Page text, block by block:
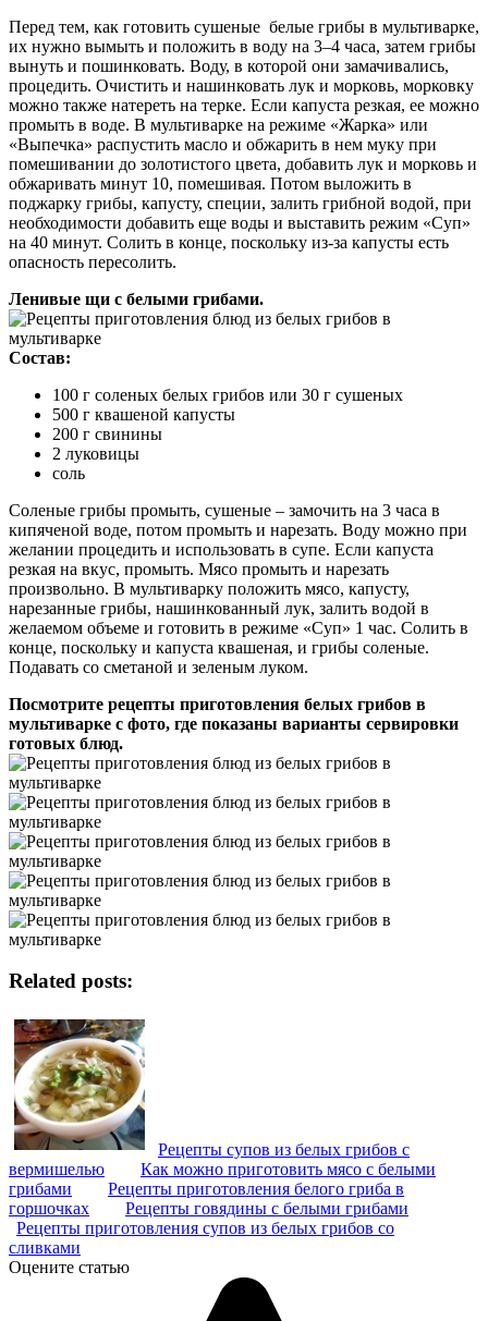
Перед тем, как готовить сушеные белые грибы в мультиварке,
их нужно вымыть и положить в воду на 3–4 часа, затем грибы
вынуть и пошинковать. Воду, в которой они замачивались,
процедить. Очистить и нашинковать лук и морковь, морковку
можно также натереть на терке. Если капуста резкая, ее можно
промыть в воде. В мультиварке на режиме «Жарка» или
«Выпечка» распустить масло и обжарить в нем муку при
помешивании до золотистого цвета, добавить лук и морковь и
обжаривать минут 10, помешивая. Потом выложить в
поджарку грибы, капусту, специи, залить грибной водой, при
необходимости добавить еще воды и выставить режим «Суп»
на 40 минут. Солить в конце, поскольку из-за капусты есть
опасность пересолить.
Ленивые щи с белыми грибами.
Состав:
100 г соленых белых грибов или 30 г сушеных
500 г квашеной капусты
200 г свинины
2 луковицы
соль
Соленые грибы промыть, сушеные – замочить на 3 часа в
кипяченой воде, потом промыть и нарезать. Воду можно при
желании процедить и использовать в супе. Если капуста
резкая на вкус, промыть. Мясо промыть и нарезать
произвольно. В мультиварку положить мясо, капусту,
нарезанные грибы, нашинкованный лук, залить водой в
желаемом объеме и готовить в режиме «Суп» 1 час. Солить в
конце, поскольку и капуста квашеная, и грибы соленые.
Подавать со сметаной и зеленым луком.
Посмотрите рецепты приготовления белых грибов в
мультиварке с фото, где показаны варианты сервировки
готовых блюд.
Related posts:
Рецепты супов из белых грибов с
вермишелью
Как можно приготовить мясо с белыми
грибами
Рецепты приготовления белого гриба в
горшочках
Рецепты говядины с белыми грибами
Рецепты приготовления супов из белых грибов со
сливками
Оцените статью